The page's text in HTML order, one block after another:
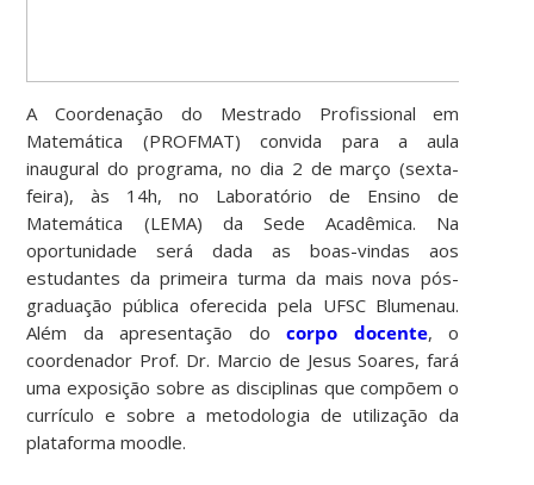
A Coordenação do Mestrado Profissional em
Matemática (PROFMAT) convida para a aula
inaugural do programa, no dia 2 de março (sexta-
feira), às 14h, no Laboratório de Ensino de
Matemática (LEMA) da Sede Acadêmica. Na
oportunidade será dada as boas-vindas aos
estudantes da primeira turma da mais nova pós-
graduação pública oferecida pela UFSC Blumenau.
Além da apresentação docorpo docente, o
coordenador Prof. Dr. Marcio de Jesus Soares, fará
uma exposição sobre as disciplinas que compõem o
currículo e sobre a metodologia de utilização da
plataforma moodle.